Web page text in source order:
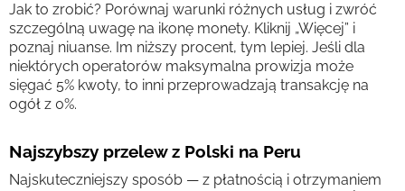
Jak to zrobić? Porównaj warunki różnych usług i zwróć
szczególną uwagę na ikonę monety. Kliknij „Więcej” i
poznaj niuanse. Im niższy procent, tym lepiej. Jeśli dla
niektórych operatorów maksymalna prowizja może
sięgać 5% kwoty, to inni przeprowadzają transakcję na
ogół z 0%.
Najszybszy przelew z Polski na Peru
Najskuteczniejszy sposób — z płatnością i otrzymaniem